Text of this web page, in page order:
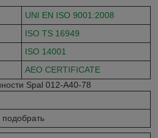
UNI EN ISO 9001:2008
ISO TS 16949
ISO 14001
AEO CERTIFICATE
Spal 012-A40-78